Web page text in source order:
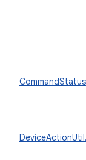
CommandStatus